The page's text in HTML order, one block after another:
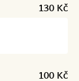
130 Kč
100 Kč